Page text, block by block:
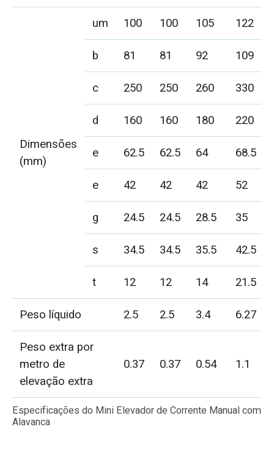
Dimensões
(mm)
um 100 100 105
122
b
81 81 92
109
c
250 250 260
330
d
160 160 180
220
e
62.5 62.5 64
68.5
e
42 42 42
52
g
24.5 24.5 28.5
35
s
34.5 34.5 35.5
42.5
t
12 12 14
21.5
Peso líquido
2.5 2.5 3.4
6.27
Peso extra por
metro de
elevação extra
0.37 0.37 0.54 1.1
Especificações do Mini Elevador de Corrente Manual com
Alavanca